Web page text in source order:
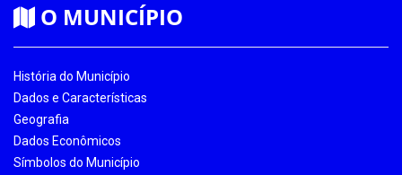
O MUNICÍPIO
História do Município
Dados e Características
Geografia
Dados Econômicos
Símbolos do Município